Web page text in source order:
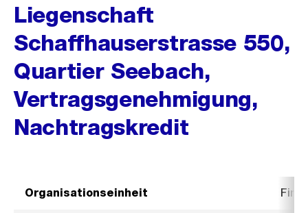
Liegenschaft
Schaffhauserstrasse 550,
Quartier Seebach,
Vertragsgenehmigung,
Nachtragskredit
Organisationseinheit